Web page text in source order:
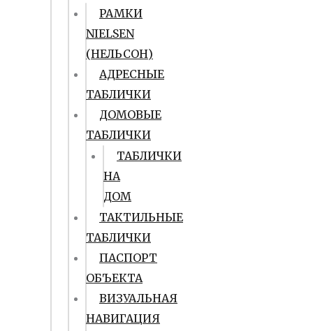
РАМКИ
NIELSEN
(НЕЛЬСОН)
АДРЕСНЫЕ
ТАБЛИЧКИ
ДОМОВЫЕ
ТАБЛИЧКИ
ТАБЛИЧКИ
НА
ДОМ
ТАКТИЛЬНЫЕ
ТАБЛИЧКИ
ПАСПОРТ
ОБЪЕКТА
ВИЗУАЛЬНАЯ
НАВИГАЦИЯ